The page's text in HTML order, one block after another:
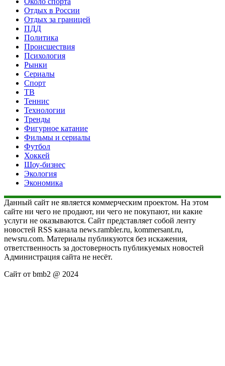
Отдых в России
Отдых за границей
ПДД
Политика
Происшествия
Психология
Рынки
Сериалы
Спорт
ТВ
Теннис
Технологии
Тренды
Фигурное катание
Фильмы и сериалы
Футбол
Хоккей
Шоу-бизнес
Экология
Экономика
Данный сайт не является коммерческим проектом. На этом
сайте ни чего не продают, ни чего не покупают, ни какие
услуги не оказываются. Сайт представляет собой ленту
новостей RSS канала news.rambler.ru, kommersant.ru,
newsru.com. Материалы публикуются без искажения,
ответственность за достоверность публикуемых новостей
Администрация сайта не несёт.
Сайт от bmb2 @ 2024